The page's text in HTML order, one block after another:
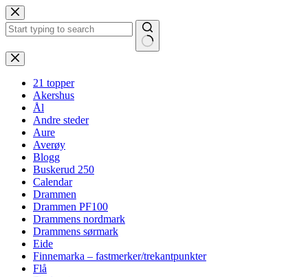
Hopp
til
innholdet
Ingen
resultater
21 topper
Akershus
Ål
Andre steder
Aure
Averøy
Blogg
Buskerud 250
Calendar
Drammen
Drammen PF100
Drammens nordmark
Drammens sørmark
Eide
Finnemarka – fastmerker/trekantpunkter
Flå